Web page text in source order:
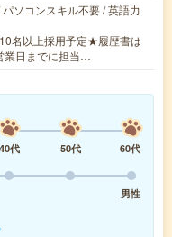
ソコンスキル不要 / 英語力
名以上採用予定★履歴書は
業日までに担当…
40代 50代
60代
男性